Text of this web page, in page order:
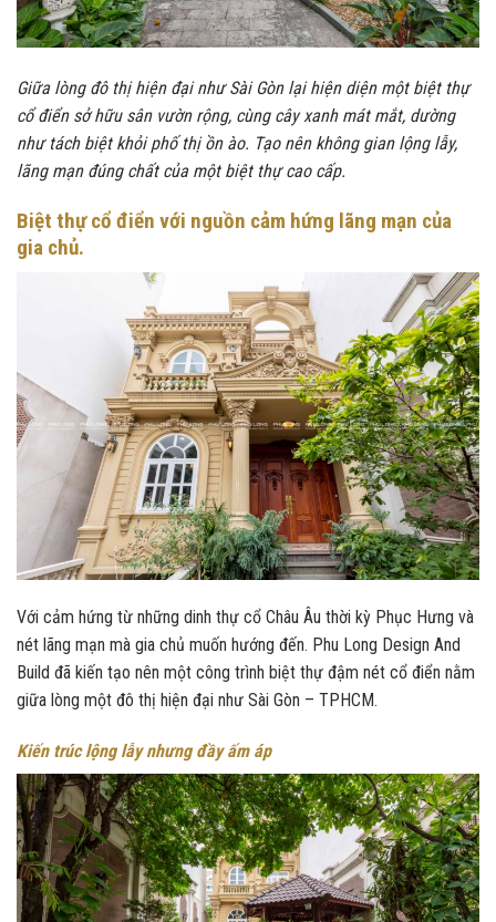
Giữa lòng đô thị hiện đại như Sài Gòn lại hiện diện một biệt thự
cổ điển sở hữu sân vườn rộng, cùng cây xanh mát mắt, dường
như tách biệt khỏi phố thị ồn ào. Tạo nên không gian lộng lẫy,
lãng mạn đúng chất của một biệt thự cao cấp.
Biệt thự cổ điển với nguồn cảm hứng lãng mạn của
gia chủ.
Với cảm hứng từ những dinh thự cổ Châu Âu thời kỳ Phục Hưng và
nét lãng mạn mà gia chủ muốn hướng đến. Phu Long Design And
Build đã kiến tạo nên một công trình biệt thự đậm nét cổ điển nằm
giữa lòng một đô thị hiện đại như Sài Gòn – TPHCM.
Kiến trúc lộng lẫy nhưng đầy ấm áp